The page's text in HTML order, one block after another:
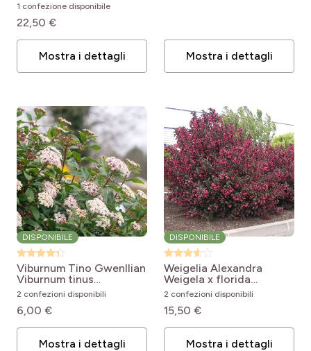
1 confezione disponibile
22,50 €
Mostra i dettagli Mostra i dettagli
DISPONIBILE
Viburnum Tino Gwenllian
Viburnum tinus
Gwenllian
2 confezioni disponibili
6,00 €
Mostra i dettagli
DISPONIBILE
Weigelia Alexandra
Weigela x florida
Alexandra®
2 confezioni disponibili
15,50 €
Mostra i dettagli